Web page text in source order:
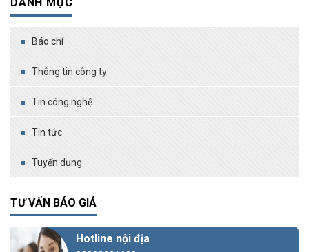
Báo chí
Thông tin công ty
Tin công nghệ
Tin tức
Tuyển dụng
TƯ VẤN BÁO GIÁ
Hotline nội địa